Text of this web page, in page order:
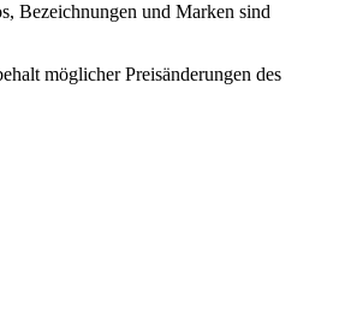
Bezeichnungen und Marken sind
möglicher Preisänderungen des